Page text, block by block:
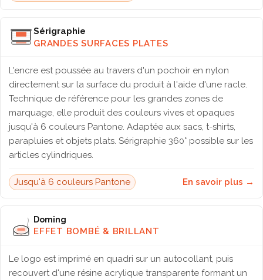
Sérigraphie
GRANDES SURFACES PLATES
L'encre est poussée au travers d'un pochoir en nylon
directement sur la surface du produit à l'aide d'une racle.
Technique de référence pour les grandes zones de
marquage, elle produit des couleurs vives et opaques
jusqu'à 6 couleurs Pantone. Adaptée aux sacs, t-shirts,
parapluies et objets plats. Sérigraphie 360° possible sur les
articles cylindriques.
Jusqu'à 6 couleurs Pantone En savoir plus →
Doming
EFFET BOMBÉ & BRILLANT
Le logo est imprimé en quadri sur un autocollant, puis
recouvert d'une résine acrylique transparente formant un